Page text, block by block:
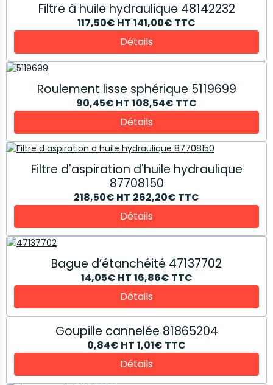
Filtre à huile hydraulique 48142232
117,50€ HT 141,00€ TTC
Détails
Roulement lisse sphérique 5119699
90,45€ HT 108,54€ TTC
Détails
Filtre d'aspiration d'huile hydraulique
87708150
218,50€ HT 262,20€ TTC
Détails
Bague d’étanchéité 47137702
14,05€ HT 16,86€ TTC
Détails
Goupille cannelée 81865204
0,84€ HT 1,01€ TTC
Détails